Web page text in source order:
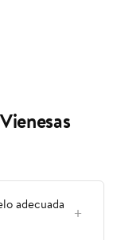
adecuada